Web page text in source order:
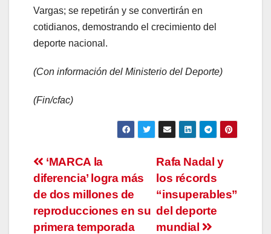
Vargas; se repetirán y se convertirán en
cotidianos, demostrando el crecimiento del
deporte nacional.
(Con información del Ministerio del Deporte)
(Fin/cfac)
Navegación
de
entradas
Rafa Nadal y
los récords
“insuperables”
del deporte
mundial
‘MARCA la
diferencia’ logra más
de dos millones de
reproducciones en su
primera temporada